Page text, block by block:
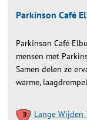
Parkinson Café
Parkinson Café
mensen met
Samen delen ze
warme,
Lange Wijden